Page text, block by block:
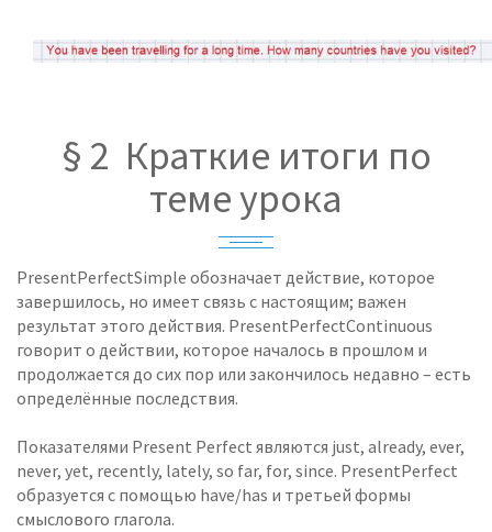
§ 2 Краткие итоги по
теме урока
PresentPerfectSimple обозначает действие, которое
завершилось, но имеет связь с настоящим; важен
результат этого действия. PresentPerfectContinuous
говорит о действии, которое началось в прошлом и
продолжается до сих пор или закончилось недавно – есть
определённые последствия.
Показателями Present Perfect являются just, already, ever,
never, yet, recently, lately, so far, for, since. PresentPerfect
образуется с помощью have/has и третьей формы
смыслового глагола.